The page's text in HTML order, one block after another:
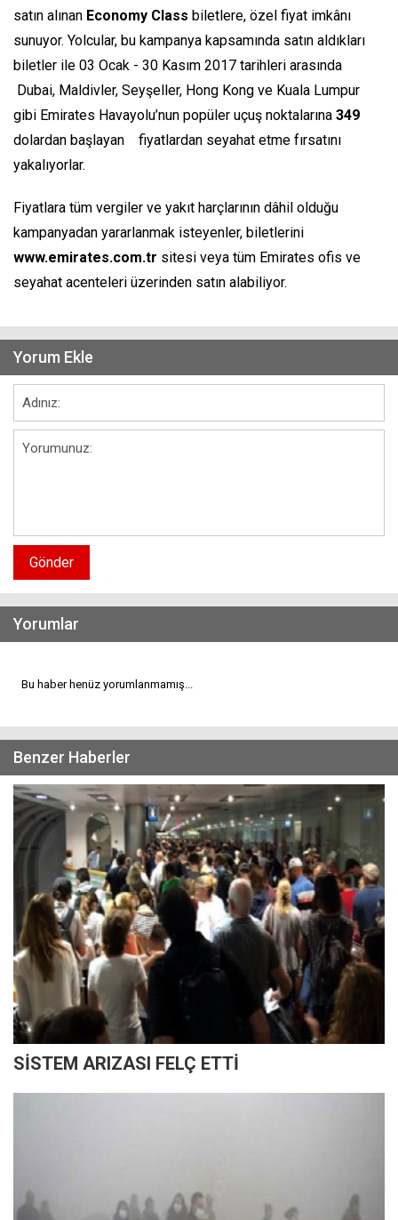
satın alınan Economy Class biletlere, özel fiyat imkânı
sunuyor. Yolcular, bu kampanya kapsamında satın aldıkları
biletler ile 03 Ocak - 30 Kasım 2017 tarihleri arasında
Dubai, Maldivler, Seyşeller, Hong Kong ve Kuala Lumpur
gibi Emirates Havayolu’nun popüler uçuş noktalarına 349
dolardan başlayan fiyatlardan seyahat etme fırsatını
yakalıyorlar.
Fiyatlara tüm vergiler ve yakıt harçlarının dâhil olduğu
kampanyadan yararlanmak isteyenler, biletlerini
www.emirates.com.tr sitesi veya tüm Emirates ofis ve
seyahat acenteleri üzerinden satın alabiliyor.
Yorum Ekle
Gönder
Yorumlar
Bu haber henüz yorumlanmamış...
Benzer Haberler
SİSTEM ARIZASI FELÇ ETTİ